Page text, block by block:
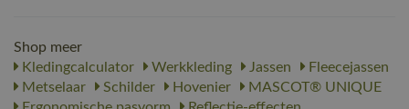
Shop meer
Kledingcalculator
Werkkleding Jassen
Fleecejassen
Metselaar
Schilder Hovenier
MASCOT® UNIQUE